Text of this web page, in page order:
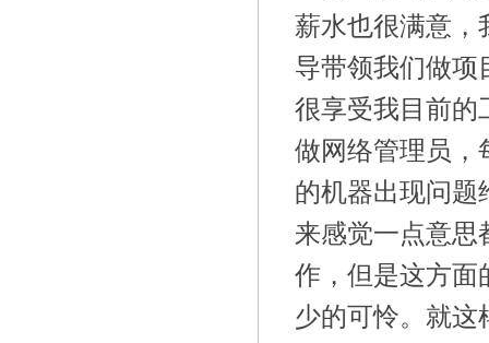
薪水也很满意，
导带领我们做项
很享受我目前的
做网络管理员，
的机器出现问题
来感觉一点意思
作，但是这方面
少的可怜。就这